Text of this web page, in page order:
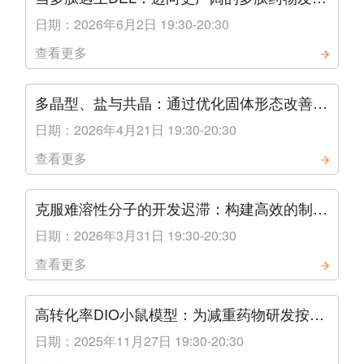
边界
日期：2026年6月2日 19:30-20:30
查看更多
多晶型、盐与共晶：通过优化固体形态改善药
物性质
日期：2026年4月21日 19:30-20:30
查看更多
克服难溶性分子的开发迟滞：构建高效的制剂
开发策略
日期：2026年3月31日 19:30-20:30
查看更多
高转化率DIO小鼠模型：为减重药物研发按下
快进键
日期：2025年11月27日 19:30-20:30